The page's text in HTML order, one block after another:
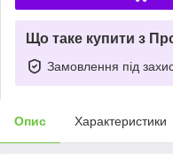
Що таке купити з
Замовлення під
Опис Характеристики